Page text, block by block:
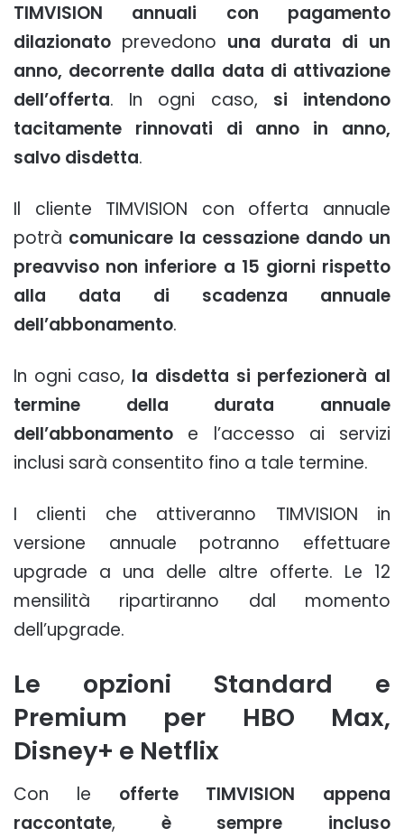
TIMVISION annuali con pagamento
dilazionato prevedono una durata di un
anno, decorrente dalla data di attivazione
dell’offerta. In ogni caso, si intendono
tacitamente rinnovati di anno in anno,
salvo disdetta.
Il cliente TIMVISION con offerta annuale
potrà comunicare la cessazione dando un
preavviso non inferiore a 15 giorni rispetto
alla data di scadenza annuale
dell’abbonamento.
In ogni caso, la disdetta si perfezionerà al
termine della durata annuale
dell’abbonamento e l’accesso ai servizi
inclusi sarà consentito fino a tale termine.
I clienti che attiveranno TIMVISION in
versione annuale potranno effettuare
upgrade a una delle altre offerte. Le 12
mensilità ripartiranno dal momento
dell’upgrade.
Le opzioni Standard e
Premium per HBO Max,
Disney+ e Netflix
Con le offerte TIMVISION appena
raccontate, è sempre incluso